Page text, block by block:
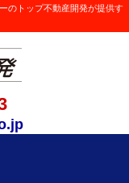
のトップ不動産開発が提供す